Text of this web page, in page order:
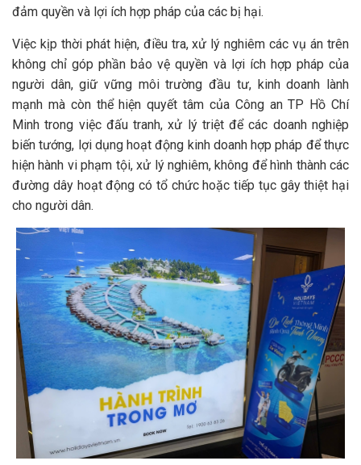
đảm quyền và lợi ích hợp pháp của các bị hại.
Việc kịp thời phát hiện, điều tra, xử lý nghiêm các vụ án trên
không chỉ góp phần bảo vệ quyền và lợi ích hợp pháp của
người dân, giữ vững môi trường đầu tư, kinh doanh lành
mạnh mà còn thể hiện quyết tâm của Công an TP Hồ Chí
Minh trong việc đấu tranh, xử lý triệt để các doanh nghiệp
biến tướng, lợi dụng hoạt động kinh doanh hợp pháp để thực
hiện hành vi phạm tội, xử lý nghiêm, không để hình thành các
đường dây hoạt động có tổ chức hoặc tiếp tục gây thiệt hại
cho người dân.